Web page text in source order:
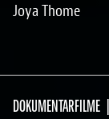
Joya Thome
DOKUMENTARFILME